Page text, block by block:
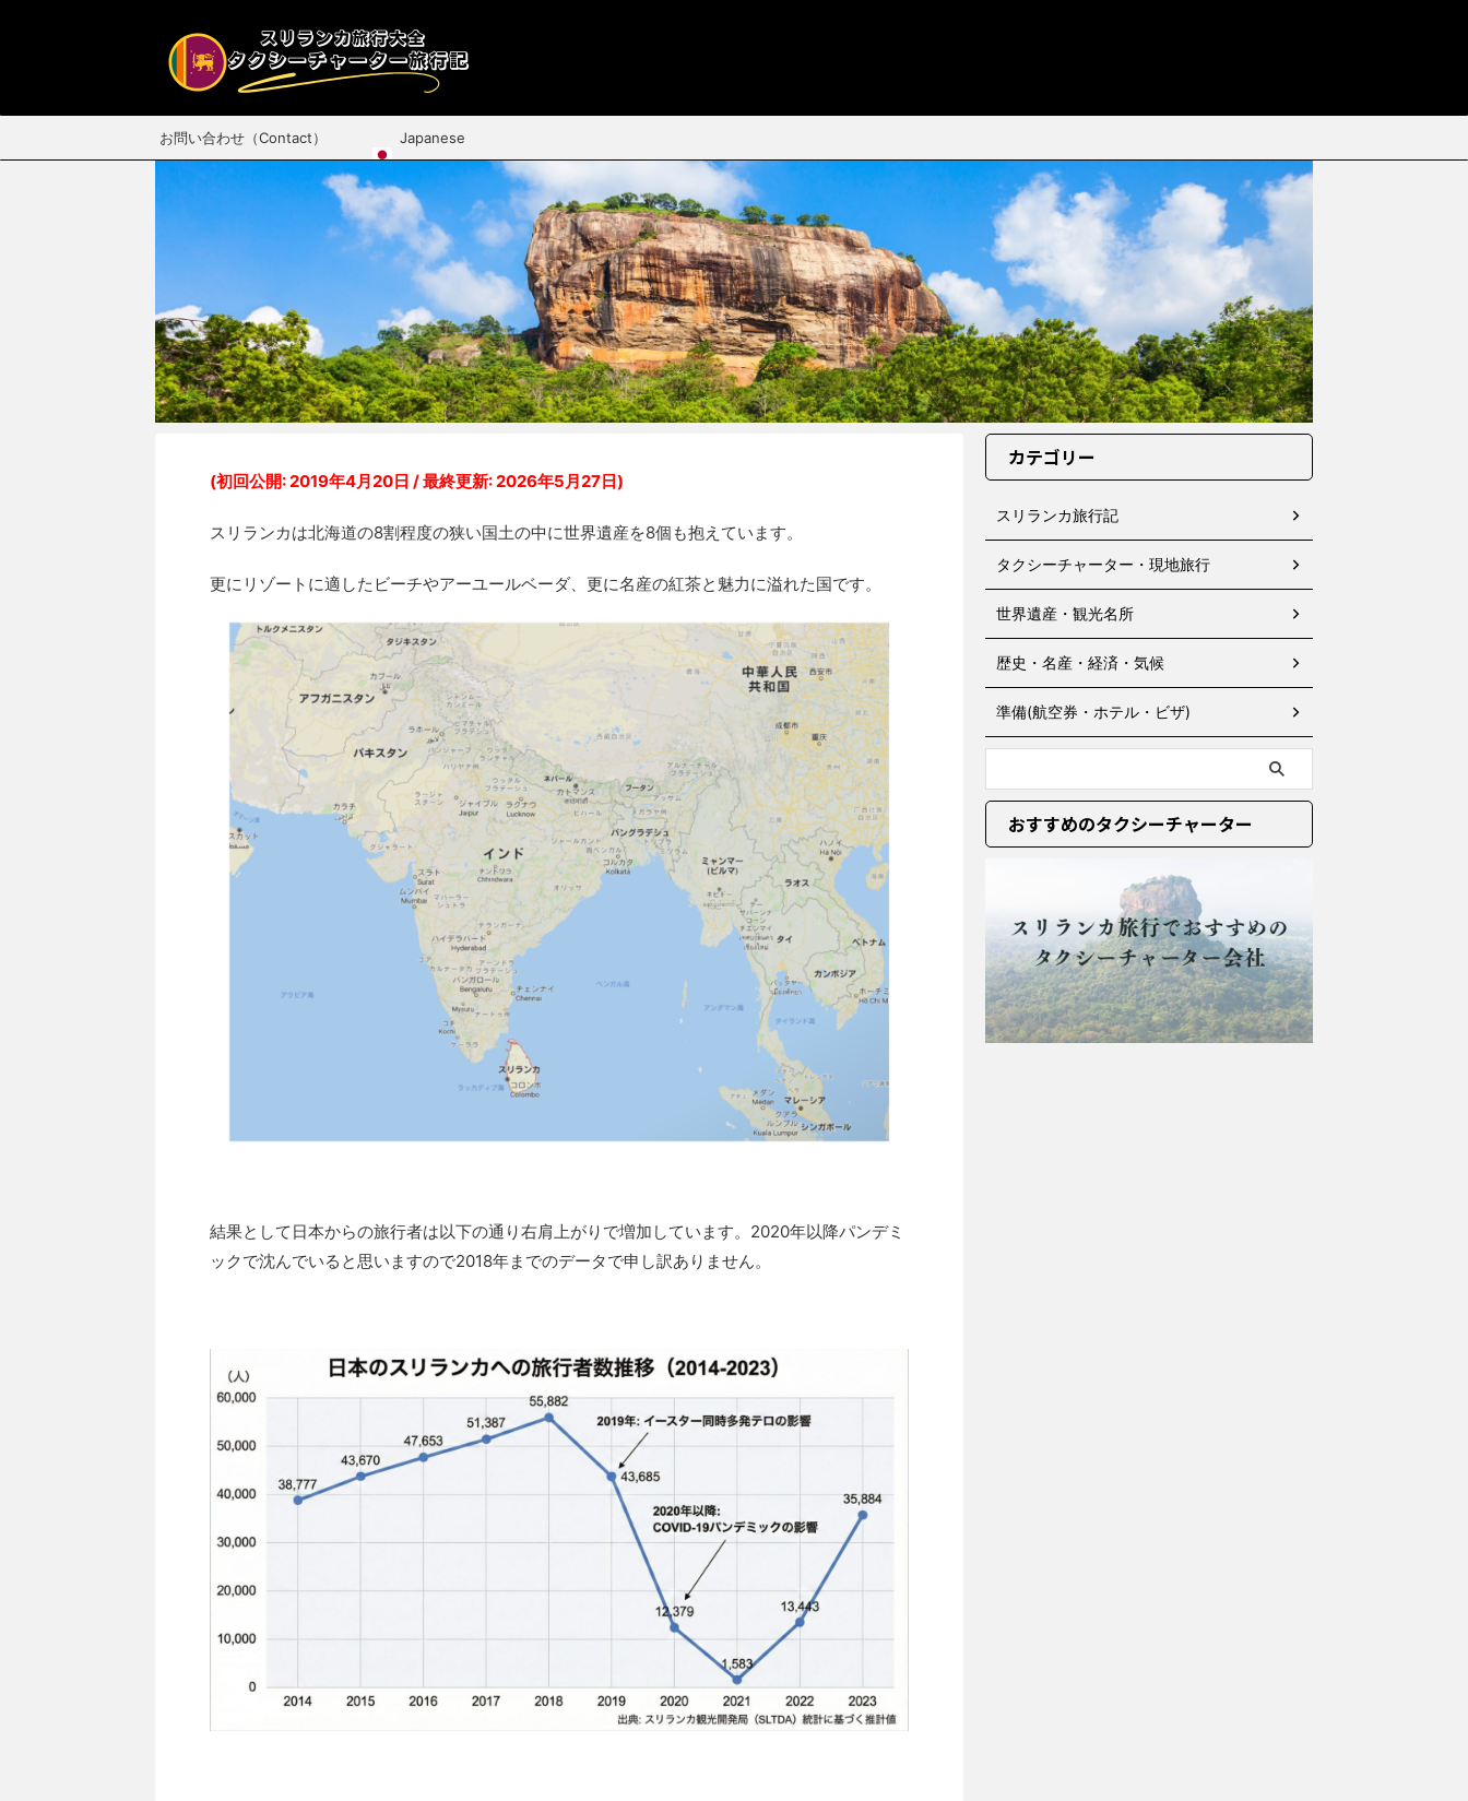
お問い合わせ（Contact） Japanese
(初回公開: 2019年4月20日 / 最終更新: 2026年5月27日)
スリランカは北海道の8割程度の狭い国土の中に世界遺産を8個も抱えています。
更にリゾートに適したビーチやアーユールベーダ、更に名産の紅茶と魅力に溢れた国です。
結果として日本からの旅行者は以下の通り右肩上がりで増加しています。2020年以降パンデミ
ックで沈んでいると思いますので2018年までのデータで申し訳ありません。
カテゴリー
スリランカ旅行記
タクシーチャーター・現地旅行
世界遺産・観光名所
歴史・名産・経済・気候
準備(航空券・ホテル・ビザ)
おすすめのタクシーチャーター